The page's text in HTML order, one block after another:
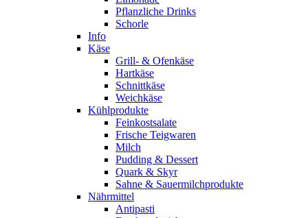
Pflanzliche Drinks
Schorle
Info
Käse
Grill- & Ofenkäse
Hartkäse
Schnittkäse
Weichkäse
Kühlprodukte
Feinkostsalate
Frische Teigwaren
Milch
Pudding & Dessert
Quark & Skyr
Sahne & Sauermilchprodukte
Nährmittel
Antipasti